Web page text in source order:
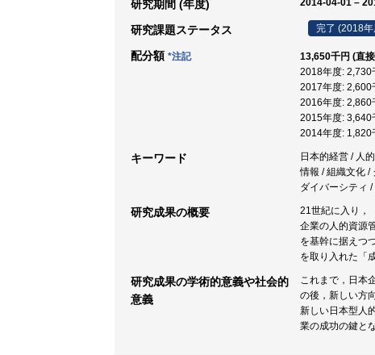
研究期間 (年度) 2014-04-01 –
研究課題ステータス 完了 (2018
配分額 *注記
13,650千円 (直
2018年度: 2,730
2017年度: 2,600
2016年度: 2,860
2015年度: 3,640
2014年度: 1,820
キーワード
日本的経営 / 人
情報 / 組織文化 /
ダイバーシティ
研究成果の概要
21世紀に入り，
企業の人的資源
を基幹に据えつ
を取り入れた「
研究成果の学術的意義や社会的
意義
これまで，日本
の後，新しい方
新しい日本型人
業の成功の鍵と